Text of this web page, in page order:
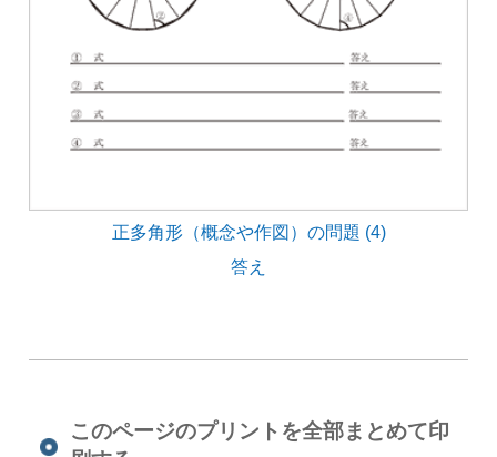
正多角形（概念や作図）の問題 (4)
答え
このページのプリントを全部まとめて印